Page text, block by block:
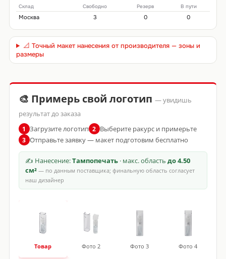
Склад Свободно Резерв В пути
Москва 3 0 0
📐 Точный макет нанесения от производителя — зоны и
размеры
🎨 Примерь свой логотип — увидишь
результат до заказа
1 Загрузите логотип 2 Выберите ракурс и примерьте
3 Отправьте заявку — макет подготовим бесплатно
✍ Нанесение:Тампопечать· макс. область до 4.50
см²— по данным поставщика; финальную область согласует
наш дизайнер
Товар Фото 2 Фото 3 Фото 4